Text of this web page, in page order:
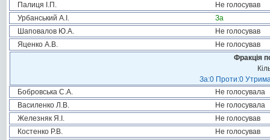
Палиця І.П.
Не голосував
Урбанський А.І.
За
Шаповалов Ю.А.
Не голосував
Яценко А.В.
Не голосував
Фракція
За:0 Проти:0
Бобровська С.А.
Не голосувала
Василенко Л.В.
Не голосувала
Железняк Я.І.
Не голосував
Костенко Р.В.
Не голосував